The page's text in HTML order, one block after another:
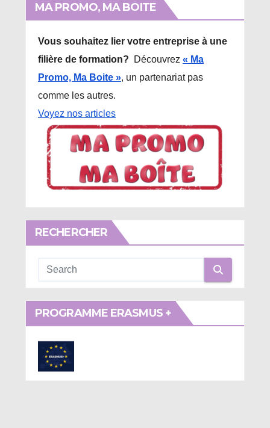
MA PROMO, MA BOITE
Vous souhaitez lier votre entreprise à une
filière de formation?
Découvrez « Ma
Promo, Ma Boite », un partenariat pas
comme les autres.
Voyez nos articles
RECHERCHER
PROGRAMME ERASMUS +